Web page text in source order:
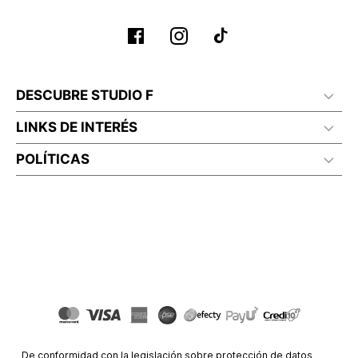
DESCUBRE STUDIO F
LINKS DE INTERÉS
POLÍTICAS
De conformidad con la legislación sobre protección de datos